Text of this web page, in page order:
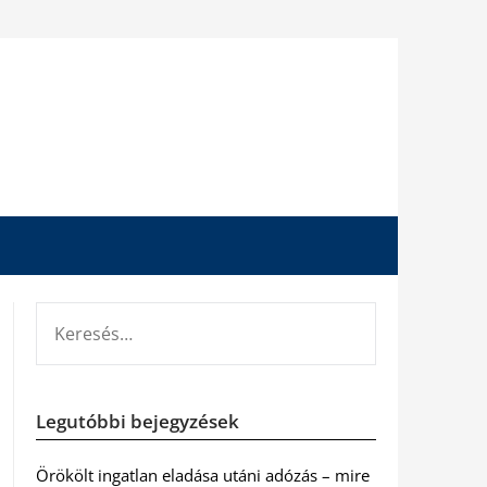
Legutóbbi bejegyzések
Örökölt ingatlan eladása utáni adózás – mire